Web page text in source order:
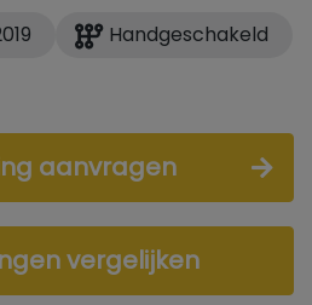
Handgeschakeld
aanvragen
vergelijken